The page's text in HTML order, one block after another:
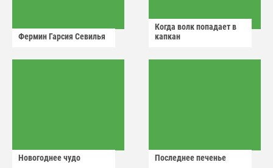
Фермин Гарсия Севилья
Когда волк попадает в
капкан
Новогоднее чудо Последнее печенье